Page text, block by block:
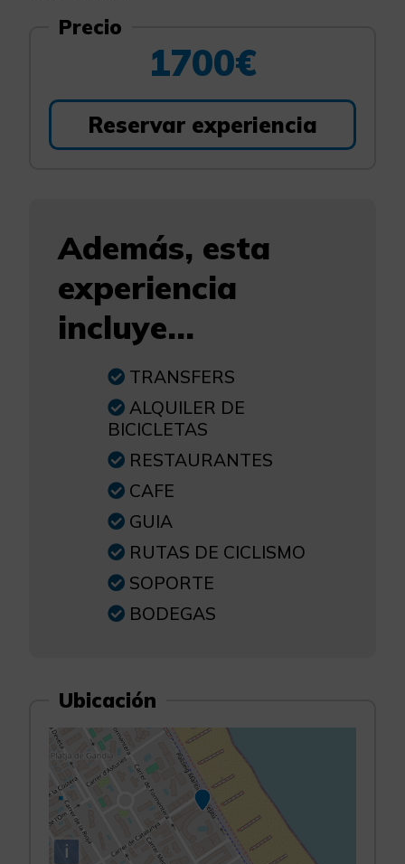
Precio
1700€
Reservar experiencia
Además, esta
experiencia
incluye...
TRANSFERS
ALQUILER DE
BICICLETAS
RESTAURANTES
CAFE
GUIA
RUTAS DE CICLISMO
SOPORTE
BODEGAS
Ubicación
i